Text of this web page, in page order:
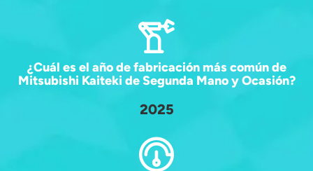
¿Cuál es el año de fabricación más común de
Mitsubishi Kaiteki de Segunda Mano y Ocasión?
2025